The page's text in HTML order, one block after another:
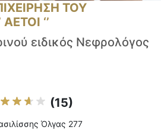
ΤΟΥ
‘’
ειδικός Νεφρολόγος
(15)
Όλγας 277